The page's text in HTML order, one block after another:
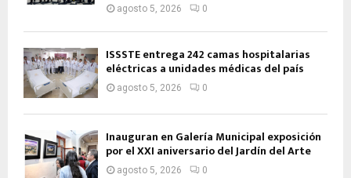
agosto 5, 2026 0
ISSSTE entrega 242 camas hospitalarias
eléctricas a unidades médicas del país
agosto 5, 2026 0
Inauguran en Galería Municipal exposición
por el XXI aniversario del Jardín del Arte
agosto 5, 2026 0